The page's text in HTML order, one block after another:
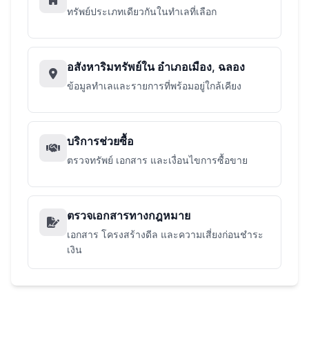
ทรัพย์ประเภทเดียวกันในทำเลที่เลือก
อสังหาริมทรัพย์ใน อำเภอเมือง, ฉลอง
ข้อมูลทำเลและรายการที่พร้อมอยู่ใกล้เคียง
บริการช่วยซื้อ
ตรวจทรัพย์ เอกสาร และเงื่อนไขการซื้อขาย
ตรวจเอกสารทางกฎหมาย
เอกสาร โครงสร้างดีล และความเสี่ยงก่อนชำระ
เงิน